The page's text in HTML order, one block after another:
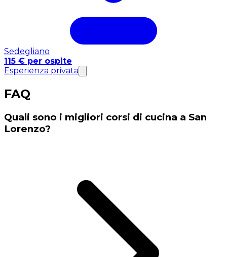
Sedegliano
115 € per ospite
Esperienza privata
FAQ
Quali sono i migliori corsi di cucina a San
Lorenzo?